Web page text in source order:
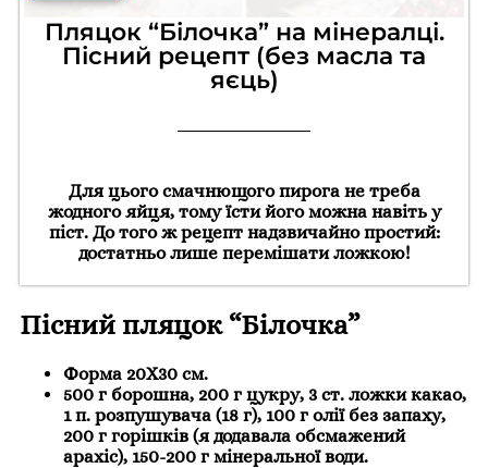
Пляцок “Білочка” на мінералці.
Пісний рецепт (без масла та
яєць)
Для цього смачнющого пирога не треба
жодного яйця, тому їсти його можна навіть у
піст. До того ж рецепт надзвичайно простий:
достатньо лише перемішати ложкою!
Пісний пляцок “Білочка”
Форма 20Х30 см.
500 г борошна, 200 г цукру, 3 ст. ложки какао,
1 п. розпушувача (18 г), 100 г олії без запаху,
200 г горішків (я додавала обсмажений
арахіс), 150-200 г мінеральної води.